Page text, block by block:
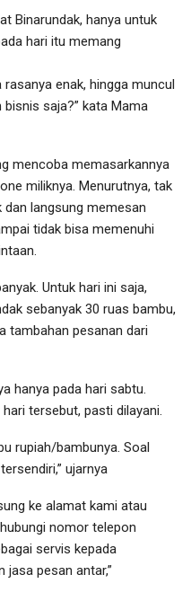
Binarundak, hanya untuk
hari itu memang
enak, hingga muncul
saja?” kata Mama
mencoba memasarkannya
miliknya. Menurutnya, tak
langsung memesan
tidak bisa memenuhi
Untuk hari ini saja,
sebanyak 30 ruas bambu,
tambahan pesanan dari
hanya pada hari sabtu.
tersebut, pasti dilayani.
rupiah/bambunya. Soal
ujarnya
ke alamat kami atau
nomor telepon
servis kepada
jasa pesan antar,”